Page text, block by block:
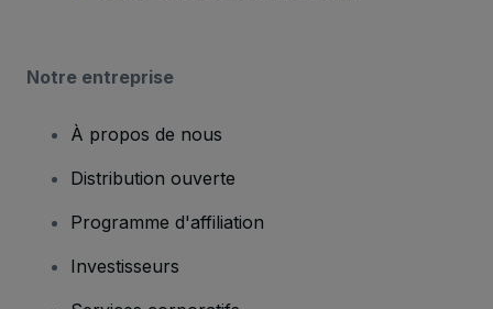
Notre entreprise
À propos de nous
Distribution ouverte
Programme d'affiliation
Investisseurs